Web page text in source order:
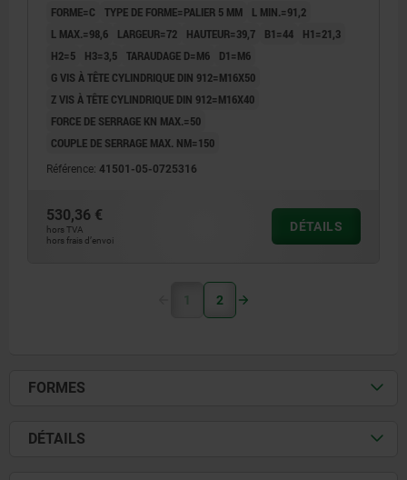
FORME=C TYPE DE FORME=PALIER 5 MM
L MIN.=91,2
L MAX.=98,6
LARGEUR=72 HAUTEUR=39,7 B1=44
H1=21,3
H2=5
H3=3,5 TARAUDAGE D=M6
D1=M6
G VIS À TÊTE CYLINDRIQUE DIN 912=M16X50
Z VIS À TÊTE CYLINDRIQUE DIN 912=M16X40
FORCE DE SERRAGE KN MAX.=50
COUPLE DE SERRAGE MAX. NM=150
Référence: 41501-05-0725316
530,36 €
hors TVA
hors frais d’envoi
DÉTAILS
1 2
FORMES
DÉTAILS